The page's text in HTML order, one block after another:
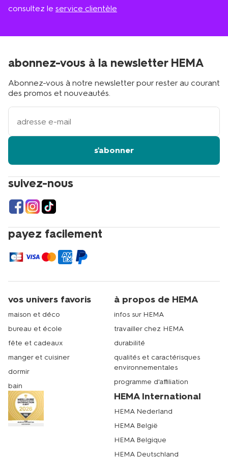
consultez le service clientèle
suivez-nous
payez facilement
abonnez-vous à la newsletter HEMA
Abonnez-vous à notre newsletter pour rester au courant
des promos et nouveautés.
votre
adresse
s'abonner
vos univers favoris
maison et déco
bureau et école
fête et cadeaux
manger et cuisiner
dormir
bain
à propos de HEMA
infos sur HEMA
travailler chez HEMA
durabilité
qualités et caractérisques
environnementales
programme d'affiliation
HEMA International
HEMA Nederland
HEMA België
HEMA Belgique
HEMA Deutschland